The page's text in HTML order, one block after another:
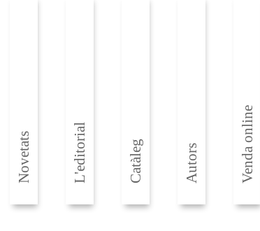
Novetats L'editorial Catàleg Autors Venda online